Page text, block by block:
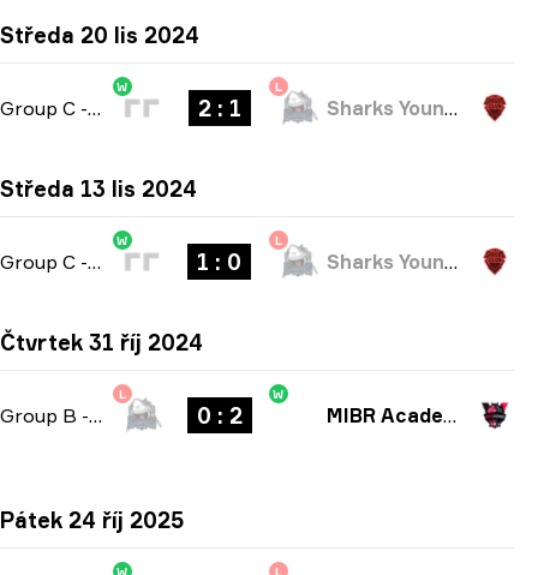
Středa 20 lis 2024
Group C - bo3
W
2 : 1
L
Sharks Youngsters
Středa 13 lis 2024
Group C - bo1
W
1 : 0
L
Sharks Youngsters
Čtvrtek 31 říj 2024
Group B - bo3
L
0 : 2
W
MIBR Academy
Pátek 24 říj 2025
W L